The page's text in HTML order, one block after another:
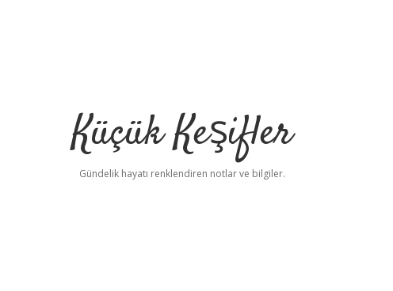
Küçük Keşifler
Gündelik hayatı renklendiren notlar ve bilgiler.